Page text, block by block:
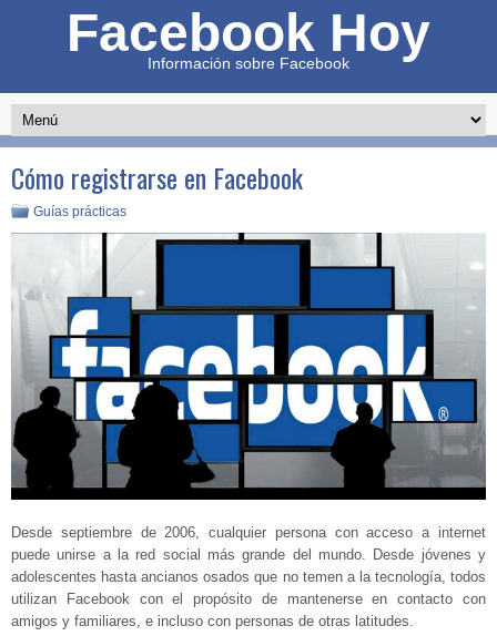
Facebook Hoy
Información sobre Facebook
Cómo registrarse en Facebook
Guías prácticas
Desde septiembre de 2006, cualquier persona con acceso a internet
puede unirse a la red social más grande del mundo. Desde jóvenes y
adolescentes hasta ancianos osados que no temen a la tecnología, todos
utilizan Facebook con el propósito de mantenerse en contacto con
amigos y familiares, e incluso con personas de otras latitudes.